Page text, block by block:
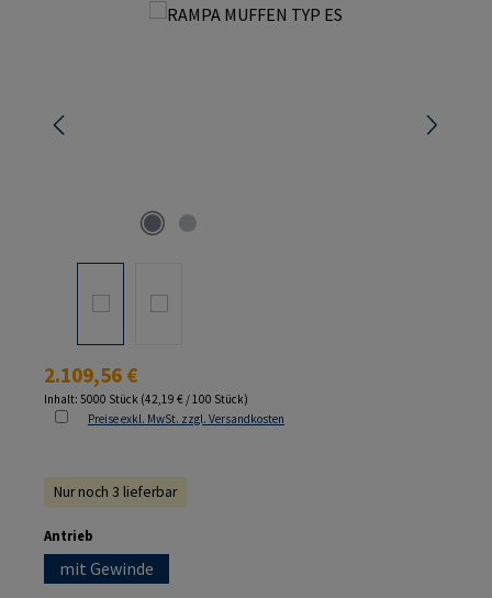
Bildergalerie überspringen
Regulärer Preis:
2.109,56 €
Inhalt: 5000 Stück (42,19 € / 100 Stück)
Preise exkl. MwSt. zzgl. Versandkosten
Nur noch 3 lieferbar
Antrieb
mit Gewinde